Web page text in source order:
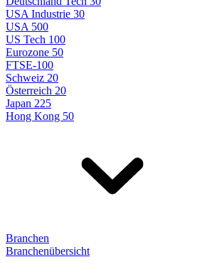
USA Industrie 30
USA 500
US Tech 100
Eurozone 50
FTSE-100
Schweiz 20
Österreich 20
Japan 225
Hong Kong 50
Branchen
Branchenübersicht